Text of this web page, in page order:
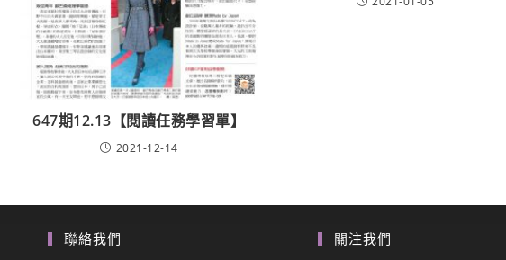
647期12.13【閱讀任務學習單】
2021-12-14
聯絡我們 關注我們